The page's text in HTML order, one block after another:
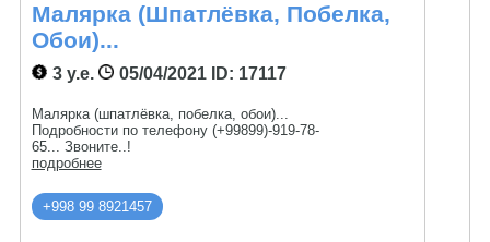
Малярка (шпатлёвка, Побелка,
Обои)...
3 у.е. 05/04/2021ID: 17117
Малярка (шпатлёвка, побелка, обои)...
Подробности по телефону (+99899)-919-78-
65... Звоните..!
подробнее
+998 99 8921457